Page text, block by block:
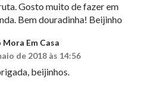
Gosto muito de fazer em
Bem douradinha! Beijinho
Mora Em Casa
de 2018 às 14:56
beijinhos.